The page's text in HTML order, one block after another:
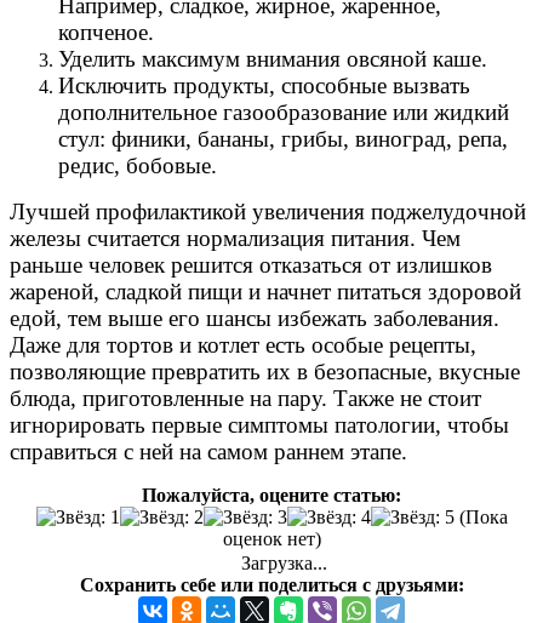
Например, сладкое, жирное, жаренное,
копченое.
Уделить максимум внимания овсяной каше.
Исключить продукты, способные вызвать
дополнительное газообразование или жидкий
стул: финики, бананы, грибы, виноград, репа,
редис, бобовые.
Лучшей профилактикой увеличения поджелудочной
железы считается нормализация питания. Чем
раньше человек решится отказаться от излишков
жареной, сладкой пищи и начнет питаться здоровой
едой, тем выше его шансы избежать заболевания.
Даже для тортов и котлет есть особые рецепты,
позволяющие превратить их в безопасные, вкусные
блюда, приготовленные на пару. Также не стоит
игнорировать первые симптомы патологии, чтобы
справиться с ней на самом раннем этапе.
Пожалуйста, оцените статью:
(Пока
оценок нет)
Загрузка...
Сохранить себе или поделиться с друзьями: